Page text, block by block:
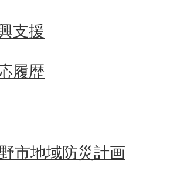
支援
履歴
市地域防災計画